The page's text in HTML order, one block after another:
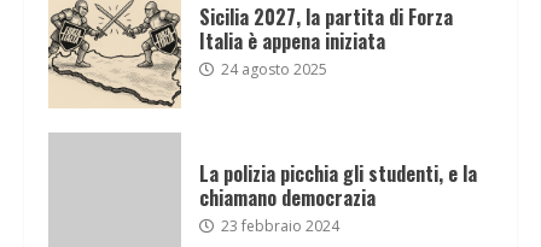
Sicilia 2027, la partita di Forza
Italia è appena iniziata
24 agosto 2025
La polizia picchia gli studenti, e la
chiamano democrazia
23 febbraio 2024